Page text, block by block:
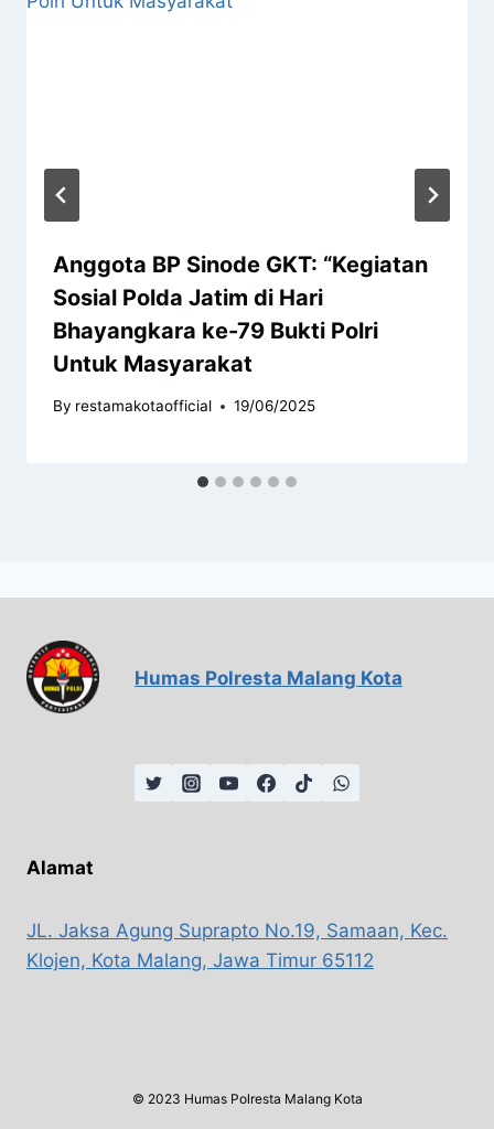
Anggota BP Sinode GKT: “Kegiatan
Sosial Polda Jatim di Hari
Bhayangkara ke-79 Bukti Polri
Untuk Masyarakat
By restamakotaofficial 19/06/2025
Humas Polresta Malang Kota
Alamat
JL. Jaksa Agung Suprapto No.19, Samaan, Kec.
Klojen, Kota Malang, Jawa Timur 65112
© 2023 Humas Polresta Malang Kota